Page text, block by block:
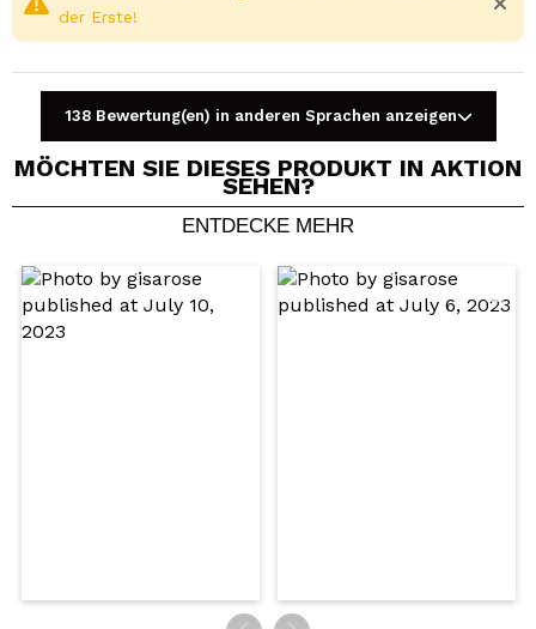
Ein Video oder Foto teilen
Dein Video könnte das erste sein. Stell es dir vor...
Würden Sie diesen Kauf empfehlen?
der Erste!
138 Bewertung(en) in anderen Sprachen anzeigen
MÖCHTEN SIE DIESES PRODUKT IN AKTION
SEHEN?
ENTDECKE MEHR